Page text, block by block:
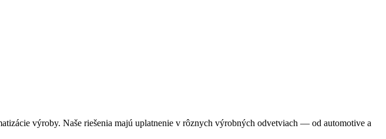
výroby. Naše riešenia majú uplatnenie v rôznych výrobných odvetviach — od automotive a